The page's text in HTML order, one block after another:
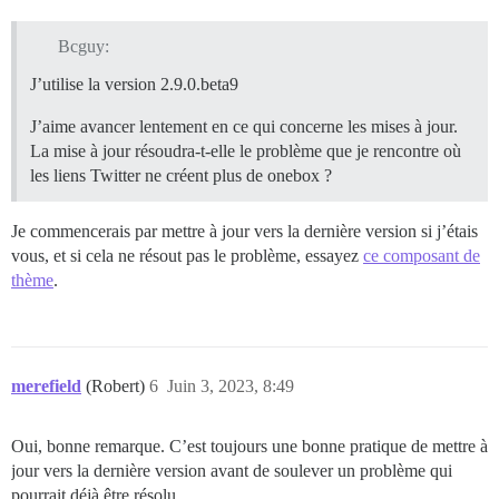
Bcguy:
J’utilise la version 2.9.0.beta9
J’aime avancer lentement en ce qui concerne les mises à jour.
La mise à jour résoudra-t-elle le problème que je rencontre où
les liens Twitter ne créent plus de onebox ?
Je commencerais par mettre à jour vers la dernière version si j’étais
vous, et si cela ne résout pas le problème, essayez ce composant de
thème.
merefield (Robert) Juin 3, 2023, 8:49
6
Oui, bonne remarque. C’est toujours une bonne pratique de mettre à
jour vers la dernière version avant de soulever un problème qui